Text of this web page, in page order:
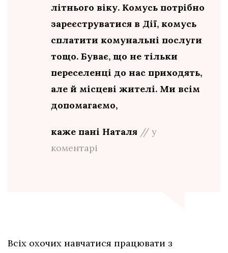
літнього віку. Комусь потрібно
зареєструватися в Дії, комусь
сплатити комунальні послуги
тощо. Буває, що не тільки
переселенці до нас приходять,
але й місцеві жителі. Ми всім
допомагаємо,
каже пані Наталя // у
коментарі
Всіх охочих навчатися працювати з